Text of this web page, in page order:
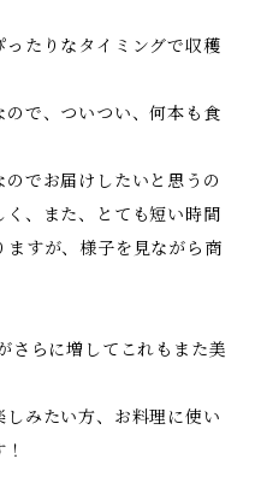
たりなタイミングで収穫
で、ついつい、何本も食
でお届けしたいと思うの
、また、とても短い時間
ますが、様子を見ながら商
らに増してこれもまた美
みたい方、お料理に使い